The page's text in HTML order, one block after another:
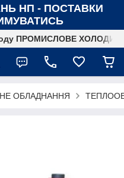
НП - ПОСТАВКИ
ПРОМИСЛОВЕ
ОБЛАДНАННЯ